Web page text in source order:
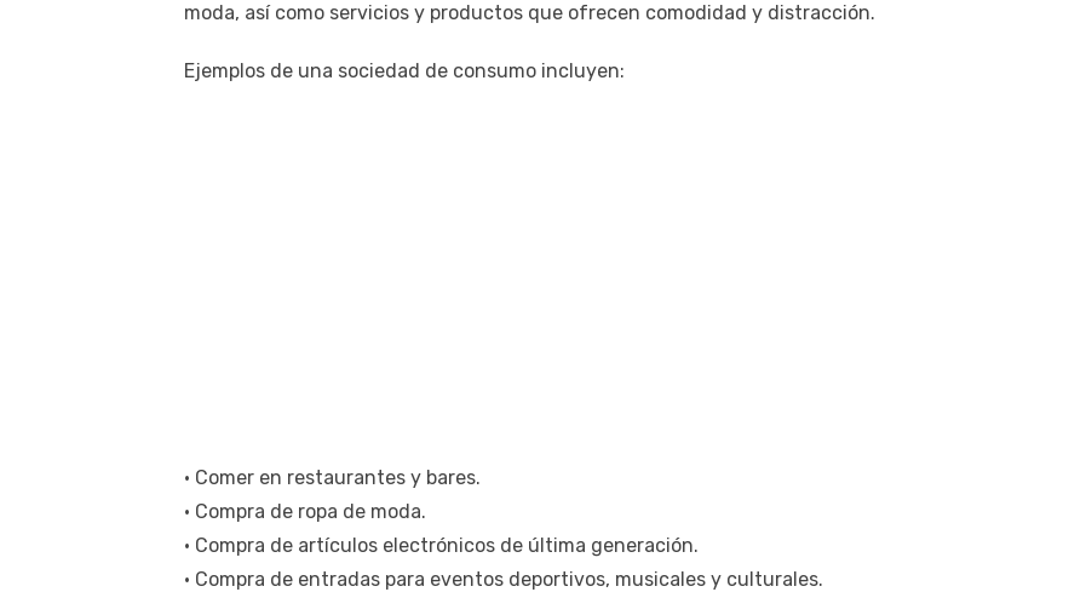
moda, así como servicios y productos que ofrecen comodidad y distracción.
Ejemplos de una sociedad de consumo incluyen:
• Comer en restaurantes y bares.
• Compra de ropa de moda.
• Compra de artículos electrónicos de última generación.
• Compra de entradas para eventos deportivos, musicales y culturales.